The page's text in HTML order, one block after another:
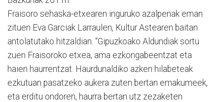
Fraisoro sehaska-etxearen inguruko azalpenak eman
zituen Eva Garciak Larraulen, Kultur Astearen baitan
antolatutako hitzaldian. “Gipuzkoako Aldundiak sortu
zuen Fraisoroko etxea, ama ezkongabeentzat eta
haien haurrentzat. Haurdunaldiko azken hilabeteak
ezkutuan pasatzeko aukera zuten bertan emakumeek,
eta erditu ondoren, haurra bertan utz zezaketen